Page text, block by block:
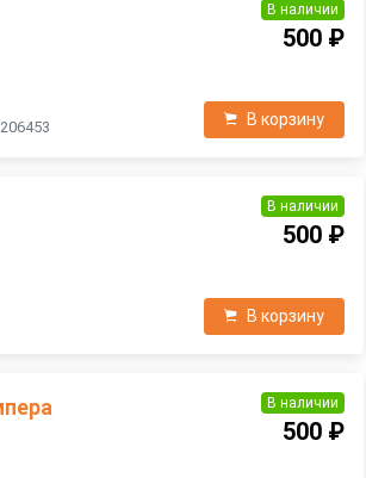
В наличии
500 ₽
В корзину
В наличии
500 ₽
В корзину
В наличии
500 ₽